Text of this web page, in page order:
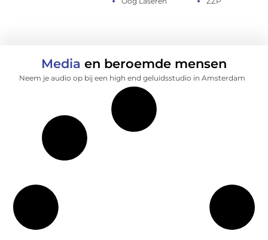
Media en beroemde mensen
Neem je audio op bij een high end geluidsstudio in Amsterdam